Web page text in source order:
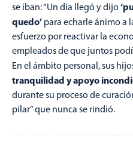
se iban: “Un día llegó y dijo
quedo’ para echarle ánimo a
esfuerzo por reactivar la
empleados de que juntos
En el ámbito personal, sus
tranquilidad y apoyo
durante su proceso de
pilar” que nunca se rindió.